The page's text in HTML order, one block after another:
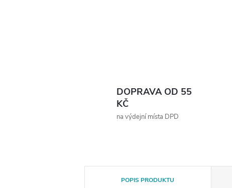
DOPRAVA OD 55
KČ
na výdejní místa DPD
POPIS PRODUKTU